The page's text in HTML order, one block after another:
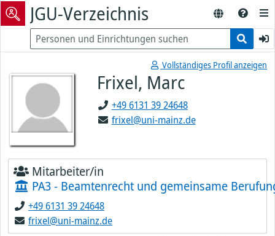
JGU-Verzeichnis
Vollständiges Profil anzeigen
Frixel, Marc
+49 6131 39 24648
frixel@uni-mainz.de
Mitarbeiter/in
PA3 - Beamtenrecht und gemeinsame
+49 6131 39 24648
frixel@uni-mainz.de